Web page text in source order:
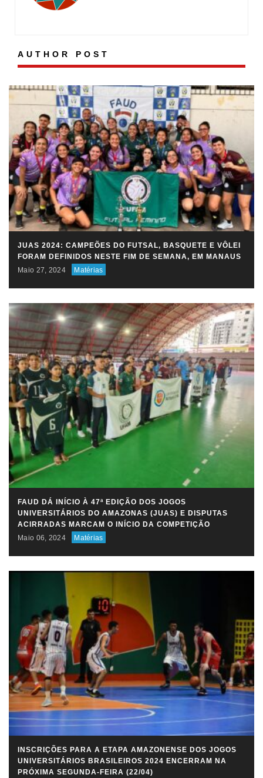
AUTHOR POST
JUAS 2024: CAMPEÕES DO FUTSAL, BASQUETE E VÔLEI
FORAM DEFINIDOS NESTE FIM DE SEMANA, EM MANAUS
Maio 27, 2024
Matérias
FAUD DÁ INÍCIO À 47ª EDIÇÃO DOS JOGOS
UNIVERSITÁRIOS DO AMAZONAS (JUAS) E DISPUTAS
ACIRRADAS MARCAM O INÍCIO DA COMPETIÇÃO
Maio 06, 2024
Matérias
INSCRIÇÕES PARA A ETAPA AMAZONENSE DOS JOGOS
UNIVERSITÁRIOS BRASILEIROS 2024 ENCERRAM NA
PRÓXIMA SEGUNDA-FEIRA (22/04)